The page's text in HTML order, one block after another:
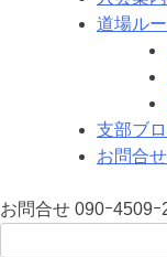
道場ル
支部ブ
お問合せ
お問合せ 090ｰ4509ｰ